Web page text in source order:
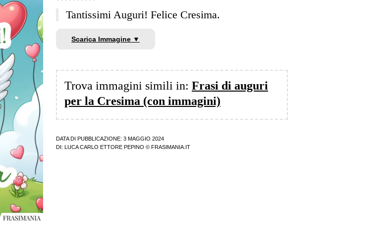
Tantissimi Auguri! Felice Cresima.
Scarica Immagine ▼
Trova immagini simili in: Frasi di auguri
per la Cresima (con immagini)
DATA DI PUBBLICAZIONE: 3 MAGGIO 2024
DI:
LUCA CARLO ETTORE PEPINO © FRASIMANIA.IT